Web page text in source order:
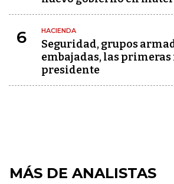
6 HACIENDA
Seguridad, grupos
embajadas, las
presidente
MÁS DE ANALISTAS